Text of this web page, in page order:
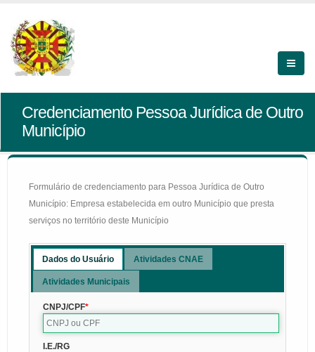
Credenciamento Pessoa Jurídica de Outro
Município
Formulário de credenciamento para Pessoa Jurídica de Outro
Município: Empresa estabelecida em outro Município que presta
serviços no território deste Município
Dados do Usuário Atividades CNAE
Atividades Municipais
CNPJ/CPF
I.E./RG